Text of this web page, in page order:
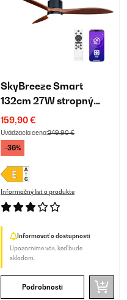
SkyBreeze Smart
132cm 27W stropný
ventilátor so svietidlom
orech
159,90 €
Uvádzacia cena:249,90 €
-36%
Informačný list o produkte
Informovať o dostupnosti
Upozorníme vás, keď bude
skladom.
Podrobnosti